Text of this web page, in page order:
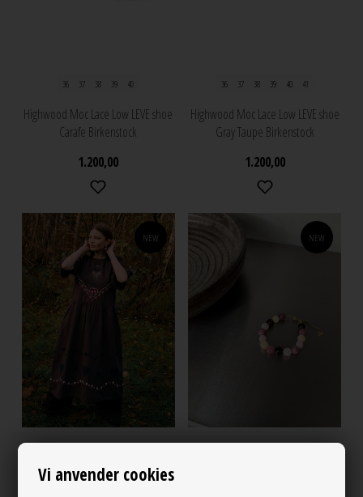
Vi anvender cookies
36 37 38 39 40
Highwood Moc Lace Low LEVE shoe
Carafe Birkenstock
1.200,00
36 37 38 39 40 41
Highwood Moc Lace Low LEVE shoe
Gray Taupe Birkenstock
1.200,00
NEW
Sky kjole Brown Sissel Edelbo
NEW